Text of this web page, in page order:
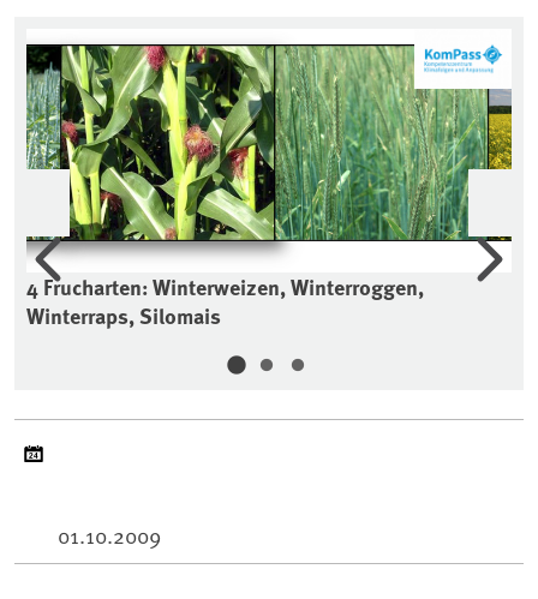
4 Frucharten: Winterweizen, Winterroggen,
Winterraps, Silomais
Vorherige
01.10.2009